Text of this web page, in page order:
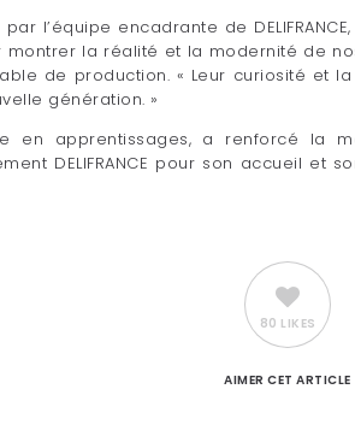
l’équipe encadrante de
montrer la réalité et la modernité de
de production. « Leur curiosité et
génération. »
en apprentissages, a renforcé la
DELIFRANCE pour son accueil et
80 LIKES
AIMER CET ARTICLE